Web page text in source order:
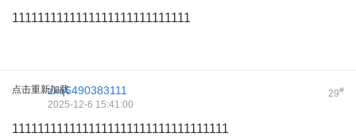
1111111111111111111111111111
点击重新加载 29#
zxq6490383111
2025-12-6 15:41:00
1111111111111111111111111111111111